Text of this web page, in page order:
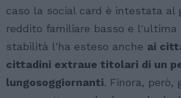
caso la social card è intestata al
reddito familiare basso e l'ultima
stabilità l'ha esteso anche ai
cittadini extraue titolari di un
lungosoggiornanti. Finora,